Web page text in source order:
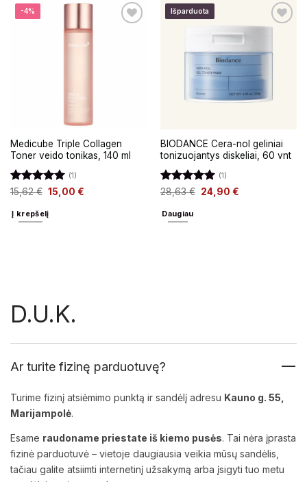
-4%
Medicube Triple Collagen
Toner veido tonikas, 140 ml
Įvertinimas:
(1)
15,62€ 15,00 €
Į krepšelį
Išparduota
BIODANCE Cera-nol geliniai
tonizuojantys diskeliai, 60 vnt
Įvertinimas:
(1)
28,63€ 24,90 €
Daugiau
D.U.K.
Ar turite fizinę parduotuvę?
Turime fizinį atsiėmimo punktą ir sandėlį adresu Kauno g. 55,
Marijampolė.
Esame raudoname priestate iš kiemo pusės. Tai nėra įprasta
fizinė parduotuvė – vietoje daugiausia veikia mūsų sandėlis,
tačiau galite atsiimti internetinį užsakymą arba įsigyti tuo metu